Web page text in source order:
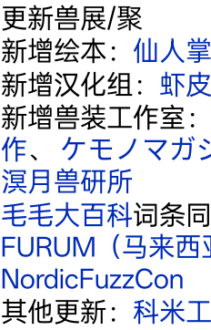
更新兽展/聚
新增绘本： 仙人
新增汉化组： 虾
新增兽装工作室：
作、 ケモノマガ
溟月兽研所
毛毛大百科词条
FURUM（马来西
NordicFuzzCon
其他更新： 科米